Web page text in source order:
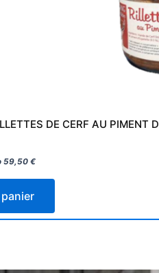
DE CERF AU PIMENT
59,50 €